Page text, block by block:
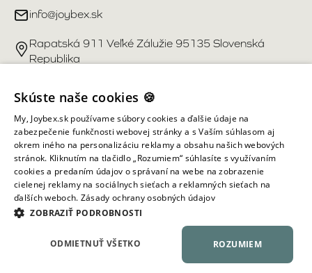
info@joybex.sk
Rapatská 911 Veľké Zálužie 95135 Slovenská
Republika
Užitočné odkazy
Účet
Informácie obchodu
Všetky práva vyhradené ©
Skúste naše cookies 🍪
My, Joybex.sk používame súbory cookies a ďalšie údaje na
zabezpečenie funkčnosti webovej stránky a s Vaším súhlasom aj
okrem iného na personalizáciu reklamy a obsahu našich webových
stránok. Kliknutím na tlačidlo „Rozumiem“ súhlasíte s využívaním
cookies a predaním údajov o správaní na webe na zobrazenie
cielenej reklamy na sociálnych sieťach a reklamných sieťach na
ďalších weboch. Zásady ochrany osobných údajov
ZOBRAZIŤ PODROBNOSTI
ROZUMIEM
ODMIETNUŤ VŠETKO